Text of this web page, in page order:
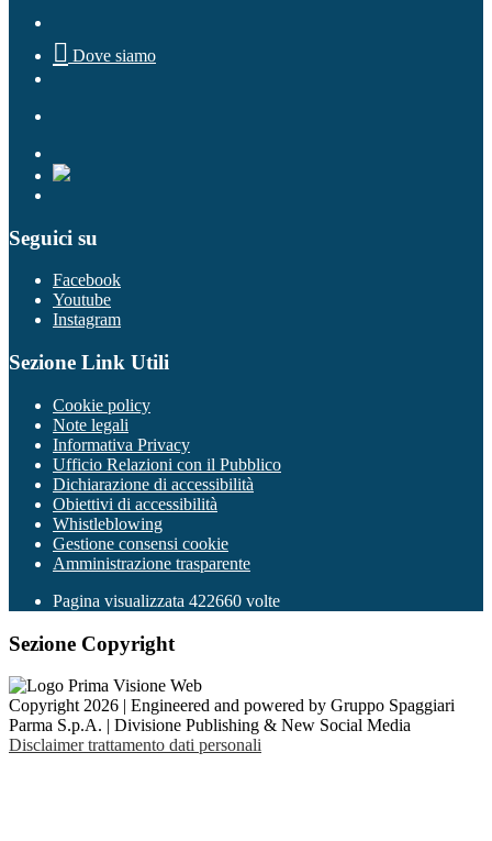
 Dove siamo
Seguici su
Facebook
Youtube
Instagram
Sezione Link Utili
Cookie policy
Note legali
Informativa Privacy
Ufficio Relazioni con il Pubblico
Dichiarazione di accessibilità
Obiettivi di accessibilità
Whistleblowing
Gestione consensi cookie
Amministrazione trasparente
Pagina visualizzata 422660 volte
Sezione Copyright
Copyright 2026 | Engineered and powered by Gruppo Spaggiari
Parma S.p.A. | Divisione Publishing & New Social Media
Disclaimer trattamento dati personali